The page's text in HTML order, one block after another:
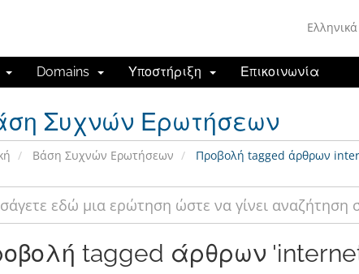
Ελληνικά
Domains Υποστήριξη Επικοινωνία
Συχνών Ερωτήσεων
Βάση Συχνών Ερωτήσεων Προβολή tagged άρθρων
tagged άρθρων